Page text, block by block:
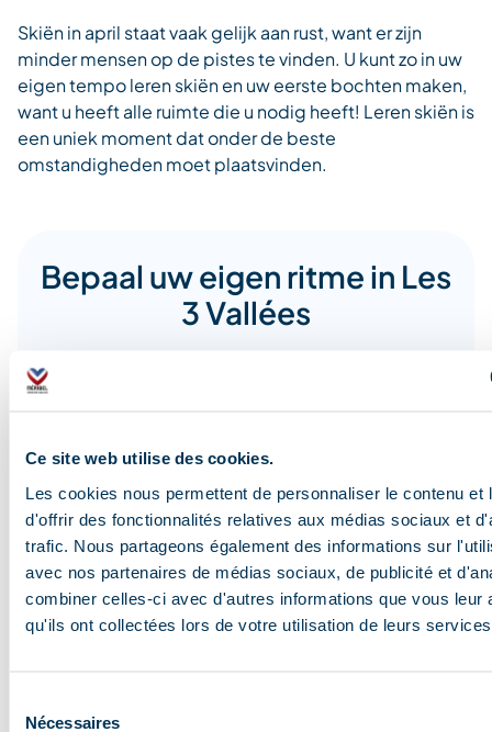
Ce site web utilise des cookies.
Les cookies nous permettent de personnaliser le contenu et
d'offrir des fonctionnalités relatives aux médias sociaux et
trafic. Nous partageons également des informations sur
avec nos partenaires de médias sociaux, de publicité et
combiner celles-ci avec d'autres informations que vous leur
qu'ils ont collectées lors de votre utilisation de leurs
Nécessaires
Skiën in april staat vaak gelijk aan rust, want er zijn
minder mensen op de pistes te vinden. U kunt zo in uw
eigen tempo leren skiën en uw eerste bochten maken,
want u heeft alle ruimte die u nodig heeft! Leren skiën is
een uniek moment dat onder de beste
omstandigheden moet plaatsvinden.
Bepaal uw eigen ritme in Les
3 Vallées
Au printemps, les journées sont plus longues. Vous
commence à la ramollir doucement. Cela vous offre